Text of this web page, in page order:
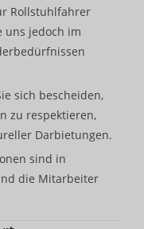
Rollstuhlfahrer
uns jedoch im
sich bescheiden,
zu respektieren,
Darbietungen.
sind in
die Mitarbeiter